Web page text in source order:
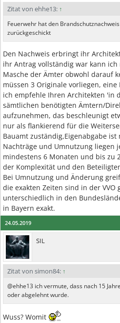
Zitat von ehhe13: ↑
Feuerwehr hat den
zurückgeschickt
Den Nachweis erbringt ihr
ihr Antrag vollständig war kann
Masche der Ämter obwohl darauf
müssen 3 Originale vorliegen,
ich empfehle Ihren Architekten 'in
sämtlichen benötigten Ämtern/
aufzunehmen, das beschleunigt
nur als flankierend für die
Bauamt zuständig,Eigenabgabe ist
Nachträge und Umnutzung liegen
mindestens 6 Monaten und bis zu
der Komplexität und den
Bei Umnutzung und Änderung
die exakten Zeiten sind in der VVO
unterschiedlich in den
in Bayern exakt.
24.05.2019
SIL
Zitat von simon84: ↑
@ehhe13 ich vermute, dass nach 15
oder abgelehnt wurde.
Wuss? Womit